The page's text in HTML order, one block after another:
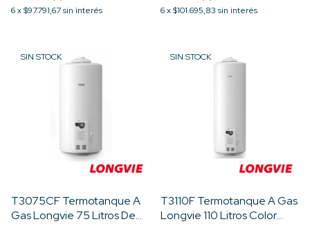
6x$97.791,67sin interés 6x$101.695,83 sin interés
SIN STOCK
T3075CF Termotanque A
Gas Longvie 75 Litros De
SIN STOCK
T3110F Termotanque A Gas
Longvie 110 Litros Color